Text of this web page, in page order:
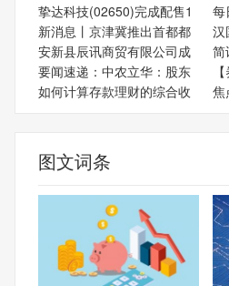
挚达科技(02650)完成配售1
每
新消息丨京津冀推出首都都
汉
安新县辰讯商贸有限公司成
简
要闻速递：中农立华：股东
如何计算存款理财的综合收
焦
图文词条